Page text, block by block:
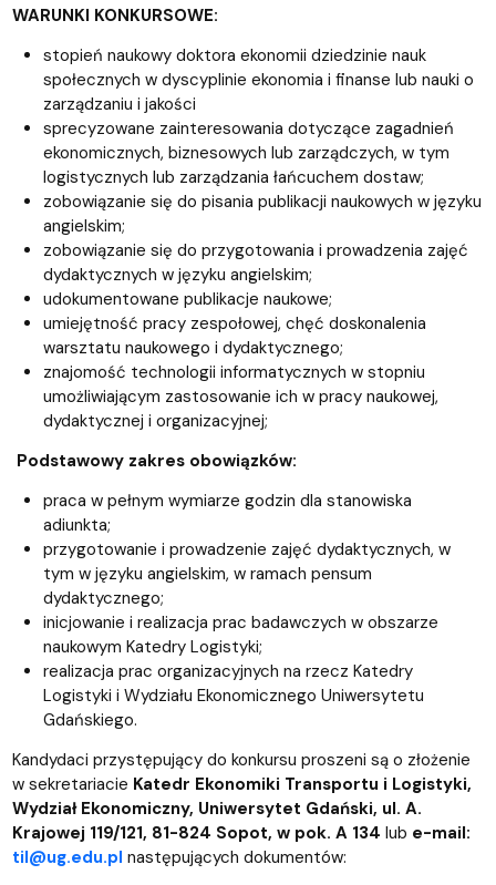
WARUNKI KONKURSOWE:
stopień naukowy doktora ekonomii dziedzinie nauk
społecznych w dyscyplinie ekonomia i finanse lub nauki o
zarządzaniu i jakości
sprecyzowane zainteresowania dotyczące zagadnień
ekonomicznych, biznesowych lub zarządczych, w tym
logistycznych lub zarządzania łańcuchem dostaw;
zobowiązanie się do pisania publikacji naukowych w języku
angielskim;
zobowiązanie się do przygotowania i prowadzenia zajęć
dydaktycznych w języku angielskim;
udokumentowane publikacje naukowe;
umiejętność pracy zespołowej, chęć doskonalenia
warsztatu naukowego i dydaktycznego;
znajomość technologii informatycznych w stopniu
umożliwiającym zastosowanie ich w pracy naukowej,
dydaktycznej i organizacyjnej;
Podstawowy zakres obowiązków:
praca w pełnym wymiarze godzin dla stanowiska
adiunkta;
przygotowanie i prowadzenie zajęć dydaktycznych, w
tym w języku angielskim, w ramach pensum
dydaktycznego;
inicjowanie i realizacja prac badawczych w obszarze
naukowym Katedry Logistyki;
realizacja prac organizacyjnych na rzecz Katedry
Logistyki i Wydziału Ekonomicznego Uniwersytetu
Gdańskiego.
Kandydaci przystępujący do konkursu proszeni są o złożenie
w sekretariacie Katedr Ekonomiki Transportu i Logistyki,
Wydział Ekonomiczny, Uniwersytet Gdański, ul. A.
Krajowej 119/121, 81-824 Sopot, w pok. A 134 lub e-mail:
til@ug.edu.pl następujących dokumentów: